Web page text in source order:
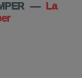
—
La